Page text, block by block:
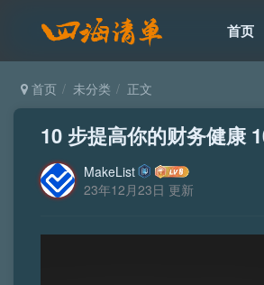
首页
首页 未分类 正文
10 步提高你的财务健
MakeList
23年12月23日 更新